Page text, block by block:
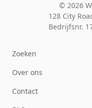
© 2026
128 City
Bedrijfsnr.
Zoeken
Over ons
Contact